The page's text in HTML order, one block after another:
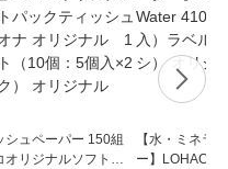
シュペーパー 150組
オリジナルソフトパ
【水・ミネラ
ー】LOHACO